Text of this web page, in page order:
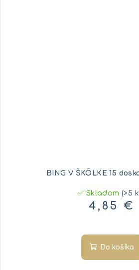
BING V ŠKÔLKE 15
✅ Skladom(>5
4,85 €
Do košíka